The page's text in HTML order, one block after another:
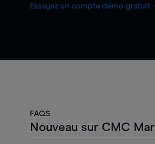
Essayez un compte démo gratuit
FAQS
Nouveau sur CMC